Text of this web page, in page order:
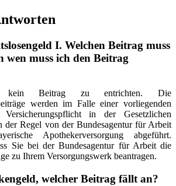
I. Welchen Beitrag muss
wen muss ich den Beitrag
Beitrag zu entrichten. Die
werden im Falle einer vorliegenden
in der Gesetzlichen
der Regel von der Bundesagentur für Arbeit
Apothekerversorgung abgeführt.
Sie bei der Bundesagentur für Arbeit die
zu Ihrem Versorgungswerk beantragen.
welcher Beitrag fällt an?